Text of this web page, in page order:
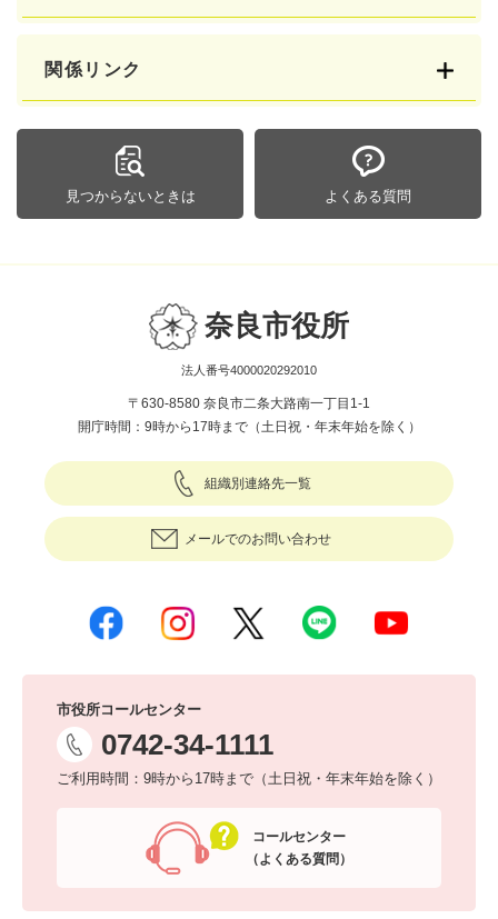
関係リンク
見つからないときは よくある質問
奈良市役所
法人番号4000020292010
〒630-8580 奈良市二条大路南一丁目1-1
開庁時間：9時から17時まで（土日祝・年末年始を除く）
組織別連絡先一覧
メールでのお問い合わせ
市役所コールセンター
0742-34-1111
ご利用時間：9時から17時まで（土日祝・年末年始を除く）
コールセンター
（よくある質問）